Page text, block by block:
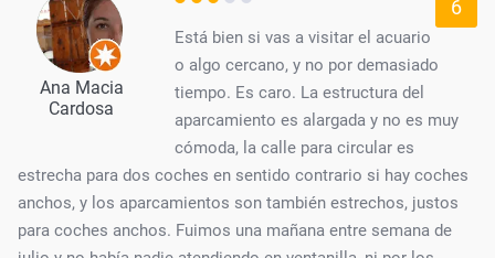
Ana Macia
Cardosa
6
Está bien si vas a visitar el acuario
o algo cercano, y no por demasiado
tiempo. Es caro. La estructura del
aparcamiento es alargada y no es muy
cómoda, la calle para circular es
estrecha para dos coches en sentido contrario si hay coches
anchos, y los aparcamientos son también estrechos, justos
para coches anchos. Fuimos una mañana entre semana de